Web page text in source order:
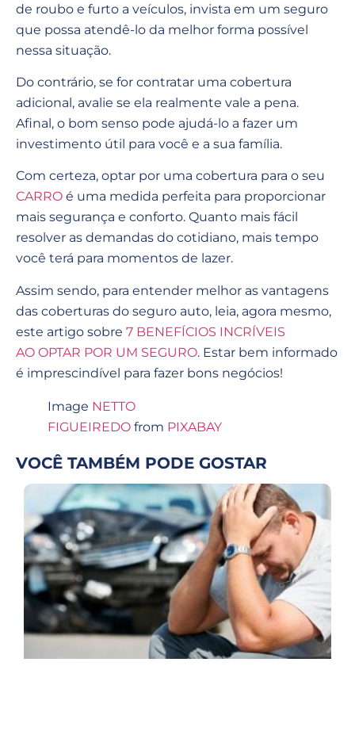
de roubo e furto a veículos, invista em um seguro
que possa atendê-lo da melhor forma possível
nessa situação.
Do contrário, se for contratar uma cobertura
adicional, avalie se ela realmente vale a pena.
Afinal, o bom senso pode ajudá-lo a fazer um
investimento útil para você e a sua família.
Com certeza, optar por uma cobertura para o seu
CARRO é uma medida perfeita para proporcionar
mais segurança e conforto. Quanto mais fácil
resolver as demandas do cotidiano, mais tempo
você terá para momentos de lazer.
Assim sendo, para entender melhor as vantagens
das coberturas do seguro auto, leia, agora mesmo,
este artigo sobre 7 BENEFÍCIOS INCRÍVEIS
AO OPTAR POR UM SEGURO. Estar bem informado
é imprescindível para fazer bons negócios!
Image NETTO
FIGUEIREDO from PIXABAY
VOCÊ TAMBÉM PODE GOSTAR